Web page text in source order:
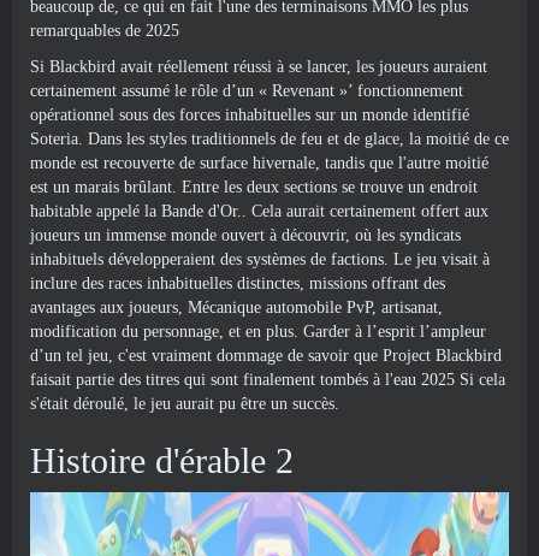
beaucoup de, ce qui en fait l'une des terminaisons MMO les plus
remarquables de 2025
Si Blackbird avait réellement réussi à se lancer, les joueurs auraient
certainement assumé le rôle d’un « Revenant »’ fonctionnement
opérationnel sous des forces inhabituelles sur un monde identifié
Soteria. Dans les styles traditionnels de feu et de glace, la moitié de ce
monde est recouverte de surface hivernale, tandis que l'autre moitié
est un marais brûlant. Entre les deux sections se trouve un endroit
habitable appelé la Bande d'Or.. Cela aurait certainement offert aux
joueurs un immense monde ouvert à découvrir, où les syndicats
inhabituels développeraient des systèmes de factions. Le jeu visait à
inclure des races inhabituelles distinctes, missions offrant des
avantages aux joueurs, Mécanique automobile PvP, artisanat,
modification du personnage, et en plus. Garder à l’esprit l’ampleur
d’un tel jeu, c'est vraiment dommage de savoir que Project Blackbird
faisait partie des titres qui sont finalement tombés à l'eau 2025 Si cela
s'était déroulé, le jeu aurait pu être un succès.
Histoire d'érable 2